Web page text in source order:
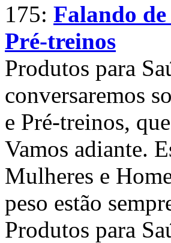
175: Falando
Pré-treinos
Produtos para
conversaremos
e Pré-treinos,
Vamos adiante.
Mulheres e
peso estão
Produtos para